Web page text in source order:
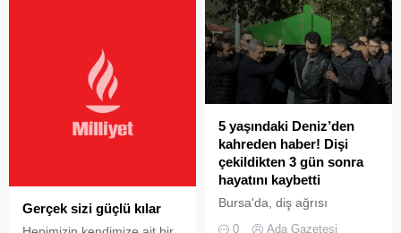
Gerçek sizi güçlü kılar
5 yaşındaki Deniz’den
kahreden haber! Dişi
çekildikten 3 gün sonra
hayatını kaybetti
Bursa'da, diş ağrısı
nedeniyle götürüldüğü özel
0 Ada Gazetesi